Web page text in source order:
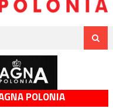
POLONIA